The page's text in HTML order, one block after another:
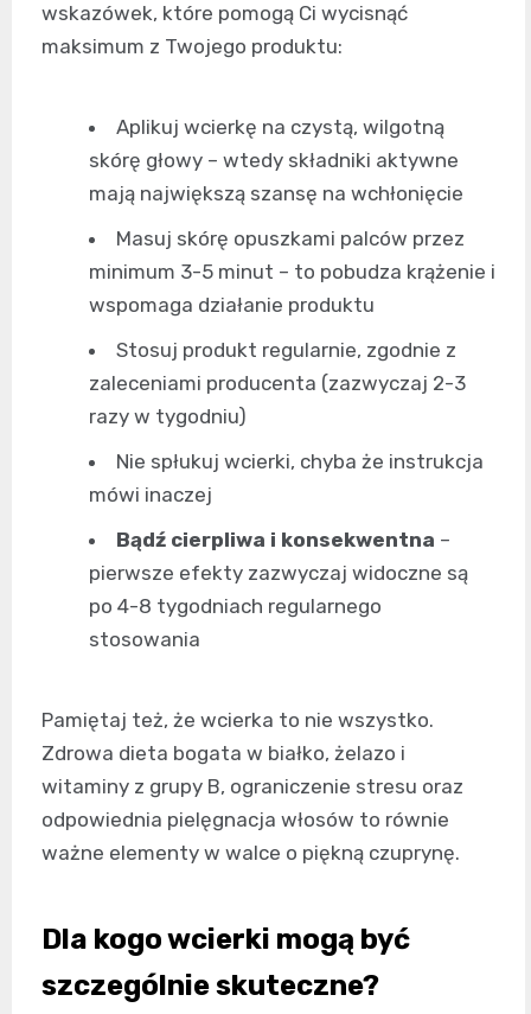
wskazówek, które pomogą Ci wycisnąć
maksimum z Twojego produktu:
Aplikuj wcierkę na czystą, wilgotną
skórę głowy – wtedy składniki aktywne
mają największą szansę na wchłonięcie
Masuj skórę opuszkami palców przez
minimum 3-5 minut – to pobudza krążenie i
wspomaga działanie produktu
Stosuj produkt regularnie, zgodnie z
zaleceniami producenta (zazwyczaj 2-3
razy w tygodniu)
Nie spłukuj wcierki, chyba że instrukcja
mówi inaczej
Bądź cierpliwa i konsekwentna –
pierwsze efekty zazwyczaj widoczne są
po 4-8 tygodniach regularnego
stosowania
Pamiętaj też, że wcierka to nie wszystko.
Zdrowa dieta bogata w białko, żelazo i
witaminy z grupy B, ograniczenie stresu oraz
odpowiednia pielęgnacja włosów to równie
ważne elementy w walce o piękną czuprynę.
Dla kogo wcierki mogą być
szczególnie skuteczne?